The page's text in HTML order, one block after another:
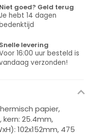
Niet goed? Geld terug
Je hebt 14 dagen
Snelle levering
16:00 uur besteld is
verzonden!
papier,
25.4mm,
102x152mm, 475